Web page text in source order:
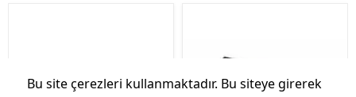
Bu site çerezleri kullanmaktadır. Bu siteye girerek